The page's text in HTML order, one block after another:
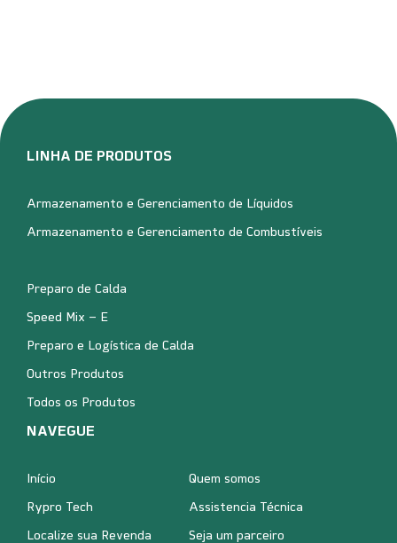
LINHA DE PRODUTOS
Armazenamento e Gerenciamento de Líquidos
Armazenamento e Gerenciamento de Combustíveis
Preparo de Calda
Speed Mix – E
Preparo e Logística de Calda
Outros Produtos
Todos os Produtos
NAVEGUE
Início Quem somos
Rypro Tech Assistencia Técnica
Localize sua Revenda Seja um parceiro